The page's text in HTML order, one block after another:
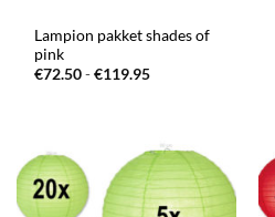
Lampion pakket shades of
pink
€72.50-€119.95Prijsklasse: